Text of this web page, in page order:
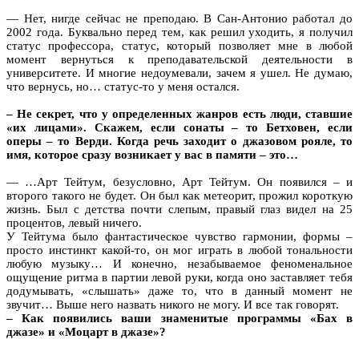
— Нет, нигде сейчас не преподаю. В Сан-Антонио работал до
2002 года. Буквально перед тем, как решил уходить, я получил
статус профессора, статус, который позволяет мне в любой
момент вернуться к преподавательской деятельности в
университете. И многие недоумевали, зачем я ушел. Не думаю,
что вернусь, но… статус-то у меня остался.
– Не секрет, что у определенных жанров есть люди, ставшие
«их лицами». Скажем, если сонаты – то Бетховен, если
оперы – то Верди. Когда речь заходит о джазовом рояле, то
имя, которое сразу возникает у вас в памяти – это…
— …Арт Тейтум, безусловно, Арт Тейтум. Он появился – и
второго такого не будет. Он был как метеорит, прожил короткую
жизнь. Был с детства почти слепым, правый глаз видел на 25
процентов, левый ничего.
У Тейтума было фантастическое чувство гармонии, формы –
просто инстинкт какой-то, он мог играть в любой тональности
любую музыку… И конечно, незабываемое феноменальное
ощущение ритма в партии левой руки, когда оно заставляет тебя
додумывать, «слышать» даже то, что в данный момент не
звучит… Выше него назвать никого не могу. И все так говорят.
– Как появились ваши знаменитые программы «Бах в
джазе» и «Моцарт в джазе»?